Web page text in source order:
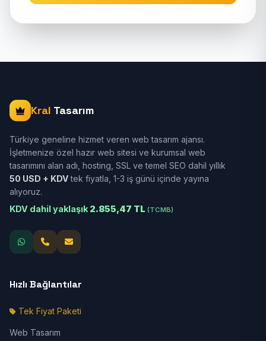
Kral Tasarım
Türkiye geneline hizmet veren web tasarım ajansı.
İşletmenize özel hazır web sitesi ve kurumsal web
tasarımını alan adı, hosting, SSL ve temel SEO dahil yıllık
50 USD + KDVtek fiyatla, 1-3 iş günü içinde yayına
alıyoruz.
KDV dahil yaklaşık 2.855,47 TL (TCMB)
Hızlı Bağlantılar
Tek Fiyat Paketi
Web Tasarım